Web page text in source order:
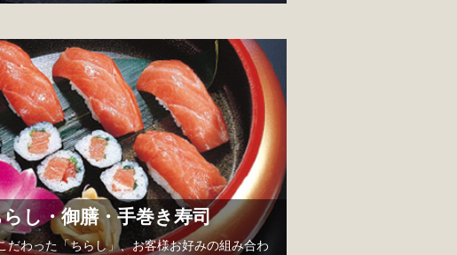
し・御膳・手巻き寿司
だわった「ちらし」、お客様お好みの組み合わ